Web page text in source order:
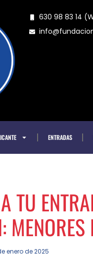
630 98 83 14
ENTRADAS
TU
enero de 2025